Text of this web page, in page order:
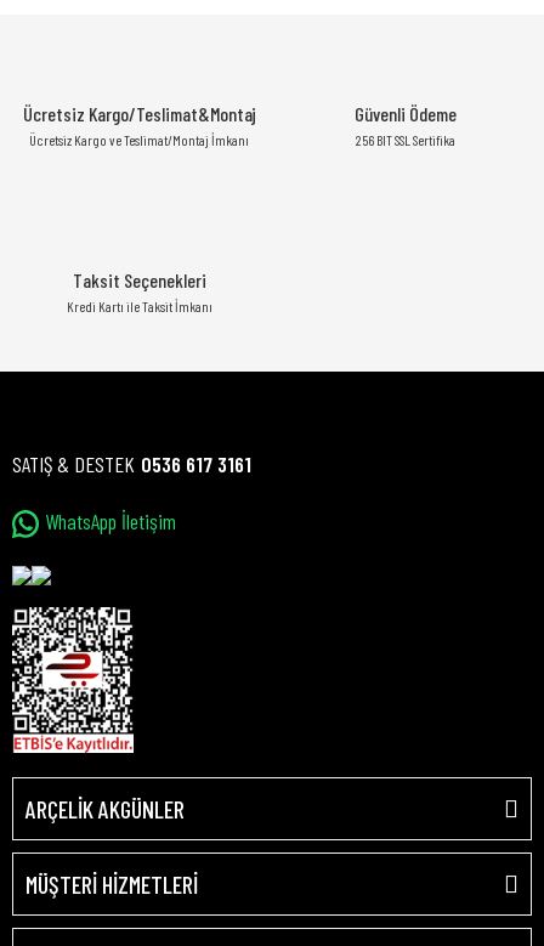
Ücretsiz Kargo/Teslimat&Montaj
Ücretsiz Kargo ve Teslimat/Montaj İmkanı
Güvenli Ödeme
256 BIT SSL Sertifika
Taksit Seçenekleri
Kredi Kartı ile Taksit İmkanı
SATIŞ & DESTEK 0536 617 3161
WhatsApp İletişim
ARÇELİK AKGÜNLER
MÜŞTERİ HİZMETLERİ